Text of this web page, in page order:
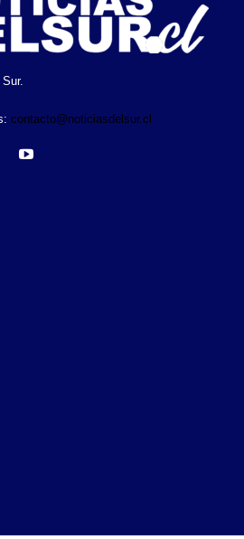
contacto@noticiasdelsur.cl